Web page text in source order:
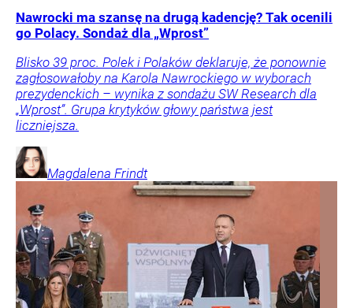
Nawrocki ma szansę na drugą kadencję? Tak ocenili
go Polacy. Sondaż dla „Wprost”
Blisko 39 proc. Polek i Polaków deklaruje, że ponownie
zagłosowałoby na Karola Nawrockiego w wyborach
prezydenckich – wynika z sondażu SW Research dla
„Wprost”. Grupa krytyków głowy państwa jest
liczniejsza.
Magdalena Frindt